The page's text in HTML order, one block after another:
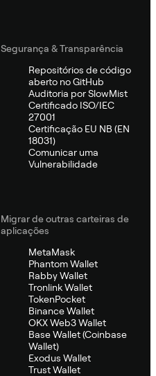
Segurança & Transparência
Repositórios de código
aberto no GitHub
Auditoria por SlowMist
Certificado ISO/IEC
27001
Certificação EU NB (EN
18031)
Comunicar uma
Vulnerabilidade
Migrar de outras carteiras de
aplicações
MetaMask
Phantom Wallet
Rabby Wallet
Tronlink Wallet
TokenPocket
Binance Wallet
OKX Web3 Wallet
Base Wallet (Coinbase
Wallet)
Exodus Wallet
Trust Wallet